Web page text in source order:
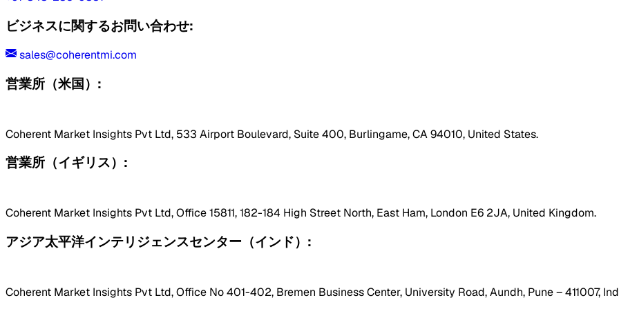
ビジネスに関するお問い合わせ:
sales@coherentmi.com
営業所（米国）:
Coherent Market Insights Pvt Ltd, 533 Airport Boulevard, Suite 400, Burlingame, CA 94010, United States.
営業所（イギリス）:
Coherent Market Insights Pvt Ltd, Office 15811, 182-184 High Street North, East Ham, London E6 2JA, United Kingdom.
アジア太平洋インテリジェンスセンター（インド）:
Coherent Market Insights Pvt Ltd, Office No 401-402, Bremen Business Center, University Road, Aundh, Pune – 411007,